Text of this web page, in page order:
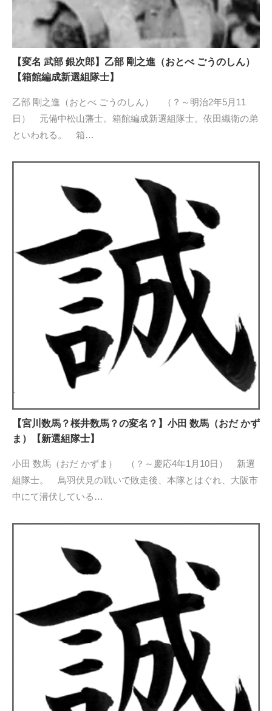
【変名 武部 銀次郎】乙部 剛之進（おとべ ごうのしん）
【箱館編成新選組隊士】
乙部 剛之進（おとべ ごうのしん） （？～明治2年5月11
日） 元備中松山藩士。箱館編成新選組隊士。依田織衛の弟
といわれる。 箱…
【宮川数馬？桜井数馬？の変名？】小田 数馬（おだ かず
ま）【新選組隊士】
小田 数馬（おだ かずま） （？～慶応4年1月10日） 新選
組隊士。 鳥羽伏見の戦いで敗走後、本隊とはぐれ、大阪市
中にて潜伏している…